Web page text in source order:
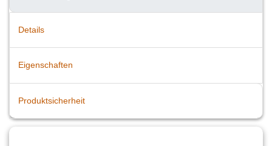
Details
Eigenschaften
Produktsicherheit